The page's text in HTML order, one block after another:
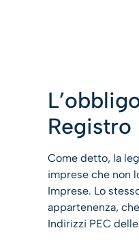
Registro
Come detto, la
imprese che non
Imprese. Lo
appartenenza,
Indirizzi PEC